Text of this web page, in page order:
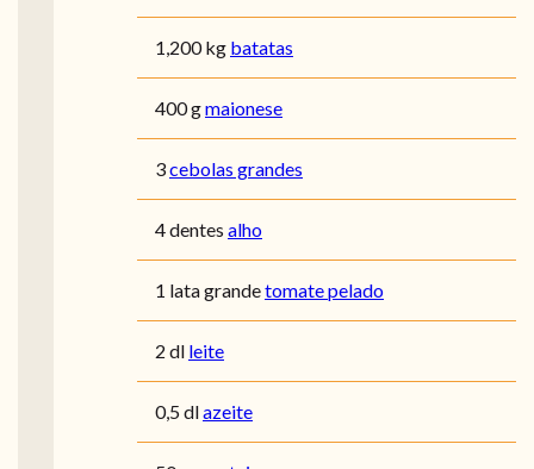
1,200 kg batatas
400 gmaionese
3cebolas grandes
4 dentes alho
1 lata grandetomate pelado
2 dl leite
0,5 dlazeite